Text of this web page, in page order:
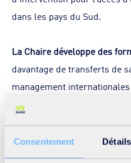
Consentement Détails
dans les pays du Sud.
La Chaire développe des
davantage de transferts de
management
africains ou asiatiques, en
des formations et de
organismes de formation